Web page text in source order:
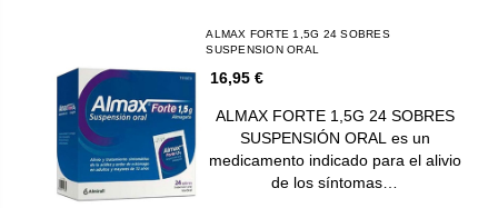
ALMAX FORTE 1,5G 24 SOBRES
SUSPENSION ORAL
16,95 €
ALMAX FORTE 1,5G 24 SOBRES
SUSPENSIÓN ORAL es un
medicamento indicado para el alivio
de los síntomas…